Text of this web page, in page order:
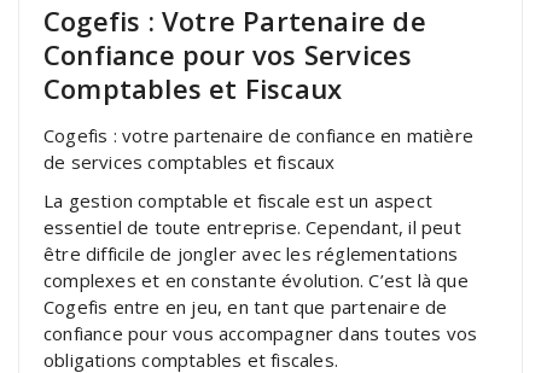
Cogefis : Votre Partenaire de
Confiance pour vos Services
Comptables et Fiscaux
Cogefis : votre partenaire de confiance en matière
de services comptables et fiscaux
La gestion comptable et fiscale est un aspect
essentiel de toute entreprise. Cependant, il peut
être difficile de jongler avec les réglementations
complexes et en constante évolution. C’est là que
Cogefis entre en jeu, en tant que partenaire de
confiance pour vous accompagner dans toutes vos
obligations comptables et fiscales.